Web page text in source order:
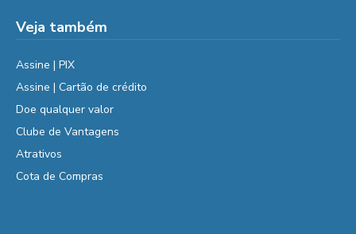
Veja também
Assine | PIX
Assine | Cartão de crédito
Doe qualquer valor
Clube de Vantagens
Atrativos
Cota de Compras